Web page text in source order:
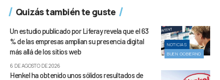
Quizás también te guste
NOTICIAS
BUEN GOBIERNO
Un estudio publicado por Liferay revela que el 63
% de las empresas amplían su presencia digital
más allá de los sitios web
6 DE AGOSTO DE 2026
Henkel ha obtenido unos sólidos resultados de